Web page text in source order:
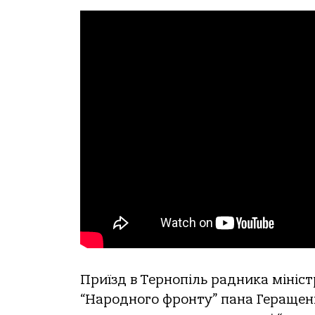
Приїзд в Тернопіль радника
“Народного фронту” пана